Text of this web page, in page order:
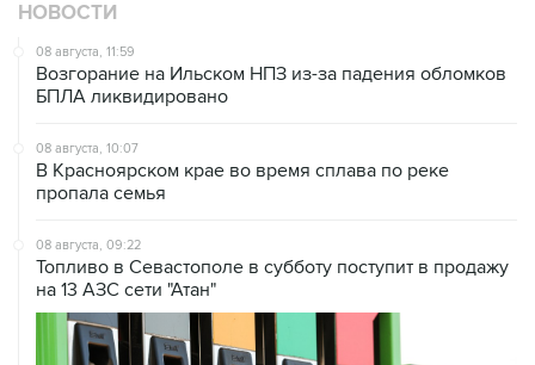
НОВОСТИ
08 августа, 11:59
Возгорание на Ильском НПЗ из-за падения обломков
БПЛА ликвидировано
08 августа, 10:07
В Красноярском крае во время сплава по реке
пропала семья
08 августа, 09:22
Топливо в Севастополе в субботу поступит в продажу
на 13 АЗС сети "Атан"